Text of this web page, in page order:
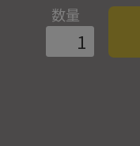
数量